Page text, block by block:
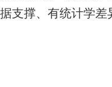
支撑、有统计学